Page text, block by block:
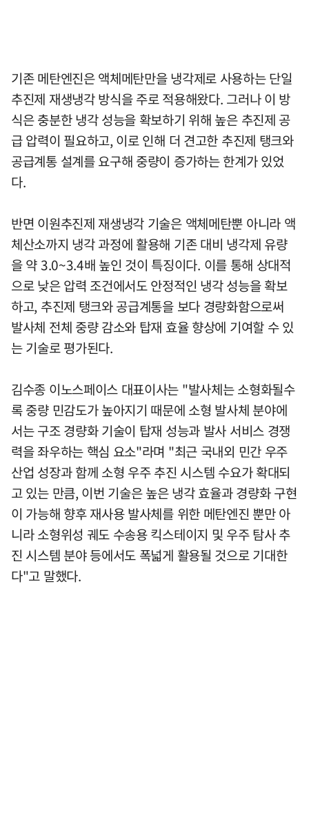
기존 메탄엔진은 액체메탄만을 냉각제로 사용하는 단일
추진제 재생냉각 방식을 주로 적용해왔다. 그러나 이 방
식은 충분한 냉각 성능을 확보하기 위해 높은 추진제 공
급 압력이 필요하고, 이로 인해 더 견고한 추진제 탱크와
공급계통 설계를 요구해 중량이 증가하는 한계가 있었
다.
반면 이원추진제 재생냉각 기술은 액체메탄뿐 아니라 액
체산소까지 냉각 과정에 활용해 기존 대비 냉각제 유량
을 약 3.0~3.4배 높인 것이 특징이다. 이를 통해 상대적
으로 낮은 압력 조건에서도 안정적인 냉각 성능을 확보
하고, 추진제 탱크와 공급계통을 보다 경량화함으로써
발사체 전체 중량 감소와 탑재 효율 향상에 기여할 수 있
는 기술로 평가된다.
김수종 이노스페이스 대표이사는 "발사체는 소형화될수
록 중량 민감도가 높아지기 때문에 소형 발사체 분야에
서는 구조 경량화 기술이 탑재 성능과 발사 서비스 경쟁
력을 좌우하는 핵심 요소"라며 "최근 국내외 민간 우주
산업 성장과 함께 소형 우주 추진 시스템 수요가 확대되
고 있는 만큼, 이번 기술은 높은 냉각 효율과 경량화 구현
이 가능해 향후 재사용 발사체를 위한 메탄엔진 뿐만 아
니라 소형위성 궤도 수송용 킥스테이지 및 우주 탐사 추
진 시스템 분야 등에서도 폭넓게 활용될 것으로 기대한
다"고 말했다.